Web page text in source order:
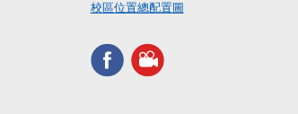
校區位置總配置圖